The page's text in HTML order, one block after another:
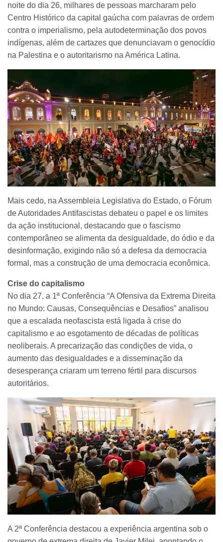
noite do dia 26, milhares de pessoas marcharam pelo
Centro Histórico da capital gaúcha com palavras de ordem
contra o imperialismo, pela autodeterminação dos povos
indígenas, além de cartazes que denunciavam o genocídio
na Palestina e o autoritarismo na América Latina.
Mais cedo, na Assembleia Legislativa do Estado, o Fórum
de Autoridades Antifascistas debateu o papel e os limites
da ação institucional, destacando que o fascismo
contemporâneo se alimenta da desigualdade, do ódio e da
desinformação, exigindo não só a defesa da democracia
formal, mas a construção de uma democracia econômica.
Crise do capitalismo
No dia 27, a 1ª Conferência “A Ofensiva da Extrema Direita
no Mundo: Causas, Consequências e Desafios” analisou
que a escalada neofascista está ligada à crise do
capitalismo e ao esgotamento de décadas de políticas
neoliberais. A precarização das condições de vida, o
aumento das desigualdades e a disseminação da
desesperança criaram um terreno fértil para discursos
autoritários.
A 2ª Conferência destacou a experiência argentina sob o